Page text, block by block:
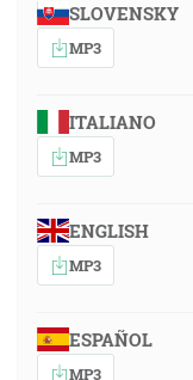
SLOVENSKY
MP3
ITALIANO
MP3
ENGLISH
MP3
ESPAÑOL
MP3